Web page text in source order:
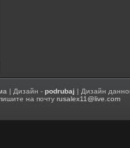
| Дизайн -podrubaj | Дизайн
на почтуrusalex11@live.com